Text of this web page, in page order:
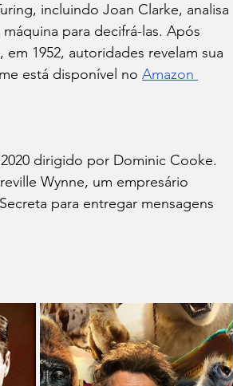
incluindo Joan Clarke, analisa
para decifrá-las. Após
1952, autoridades revelam sua
está disponível no Amazon
dirigido por Dominic Cooke.
Wynne, um empresário
para entregar mensagens